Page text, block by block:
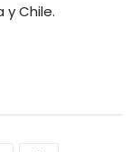
y Chile.